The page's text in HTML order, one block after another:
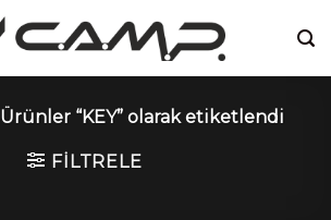
Ürünler “KEY” olarak etiketlendi
FILTRELE